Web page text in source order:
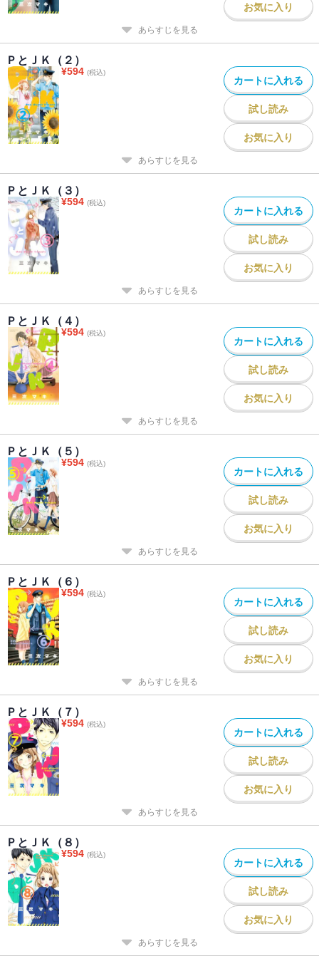
お気に入り
あらすじを見る
ＰとＪＫ（２）
¥594 (税込)
カートに入れる
試し読み
お気に入り
あらすじを見る
ＰとＪＫ（３）
¥594 (税込)
カートに入れる
試し読み
お気に入り
あらすじを見る
ＰとＪＫ（４）
¥594 (税込)
カートに入れる
試し読み
お気に入り
あらすじを見る
ＰとＪＫ（５）
¥594 (税込)
カートに入れる
試し読み
お気に入り
あらすじを見る
ＰとＪＫ（６）
¥594 (税込)
カートに入れる
試し読み
お気に入り
あらすじを見る
ＰとＪＫ（７）
¥594 (税込)
カートに入れる
試し読み
お気に入り
あらすじを見る
ＰとＪＫ（８）
¥594 (税込)
カートに入れる
試し読み
お気に入り
あらすじを見る